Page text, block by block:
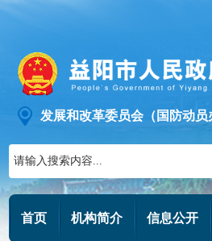
发展和改革委员会（国防动员
首页 机构简介 信息公开